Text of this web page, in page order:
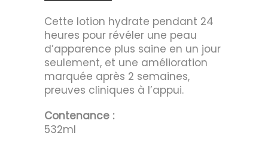
Cette lotion hydrate pendant 24
heures pour révéler une peau
d’apparence plus saine en un jour
seulement, et une amélioration
marquée après 2 semaines,
preuves cliniques à l’appui.
Contenance :
532ml